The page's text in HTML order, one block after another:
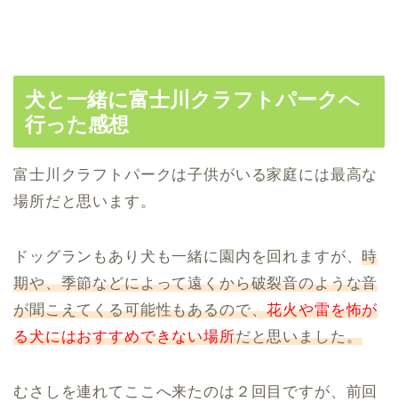
犬と一緒に富士川クラフトパークへ
行った感想
富士川クラフトパークは子供がいる家庭には最高な
場所だと思います。
ドッグランもあり犬も一緒に園内を回れますが、時
期や、季節などによって遠くから破裂音のような音
が聞こえてくる可能性もあるので、花火や雷を怖が
る犬にはおすすめできない場所だと思いました。
むさしを連れてここへ来たのは２回目ですが、前回